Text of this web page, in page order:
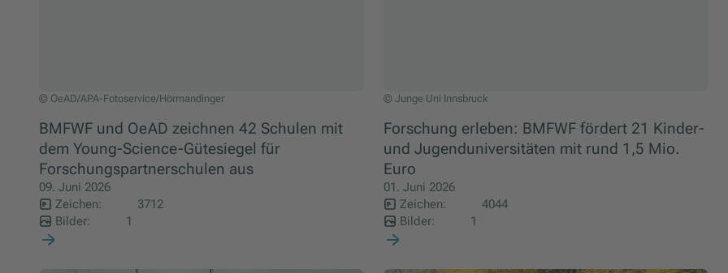
© OeAD/APA-Fotoservice/Hörmandinger
BMFWF und OeAD zeichnen 42 Schulen mit
dem Young-Science-Gütesiegel für
Forschungspartnerschulen aus
09. Juni 2026
Zeichen:
3712
Bilder:
1
© Junge Uni Innsbruck
Forschung erleben: BMFWF fördert 21 Kinder-
und Jugenduniversitäten mit rund 1,5 Mio.
Euro
01. Juni 2026
Zeichen:
4044
Bilder:
1